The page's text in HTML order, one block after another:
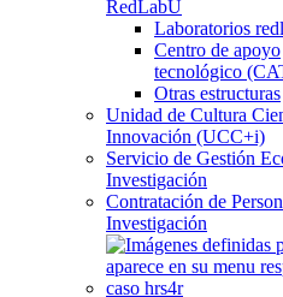
RedLabU
Laboratorios
Centro de apoyo
tecnológico
Otras estructuras
Unidad de Cultura
Innovación (UCC+i)
Servicio de Gestión
Investigación
Contratación de
Investigación